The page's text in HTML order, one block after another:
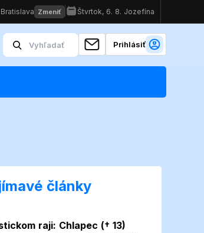
Prihlásiť
články
raji: Chlapec († 13)